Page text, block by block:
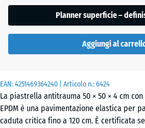
EAN:4251469364240 | Articolo n.:6424
La piastrella antitrauma 50 × 50 × 4 cm
EPDM è una pavimentazione elastica per
caduta critica fino a 120 cm. È certificata
Etna
Granito
grigio
Planner superficie –
Aggiungi al